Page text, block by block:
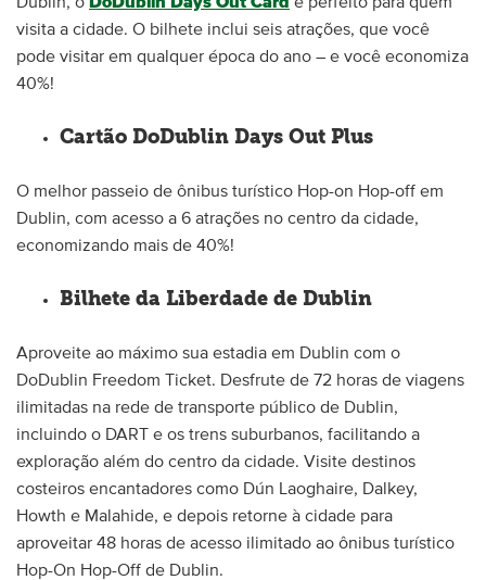
visita a cidade. O bilhete inclui seis atrações, que você
pode visitar em qualquer época do ano – e você economiza
40%!
Cartão DoDublin Days Out Plus
O melhor passeio de ônibus turístico Hop-on Hop-off em
Dublin, com acesso a 6 atrações no centro da cidade,
economizando mais de 40%!
Bilhete da Liberdade de Dublin
Aproveite ao máximo sua estadia em Dublin com o
DoDublin Freedom Ticket. Desfrute de 72 horas de viagens
ilimitadas na rede de transporte público de Dublin,
incluindo o DART e os trens suburbanos, facilitando a
exploração além do centro da cidade. Visite destinos
costeiros encantadores como Dún Laoghaire, Dalkey,
Howth e Malahide, e depois retorne à cidade para
aproveitar 48 horas de acesso ilimitado ao ônibus turístico
Hop-On Hop-Off de Dublin.